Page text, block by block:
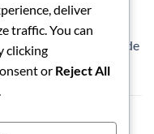
de inicio - Héroes de
deliver
traffic. You can
clicking
or Reject All